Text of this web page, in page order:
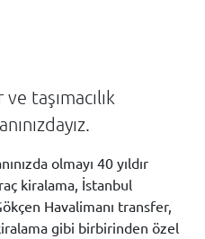
taşımacılık
olmayı 40 yıldır
kiralama, İstanbul
Havalimanı transfer,
gibi birbirinden özel